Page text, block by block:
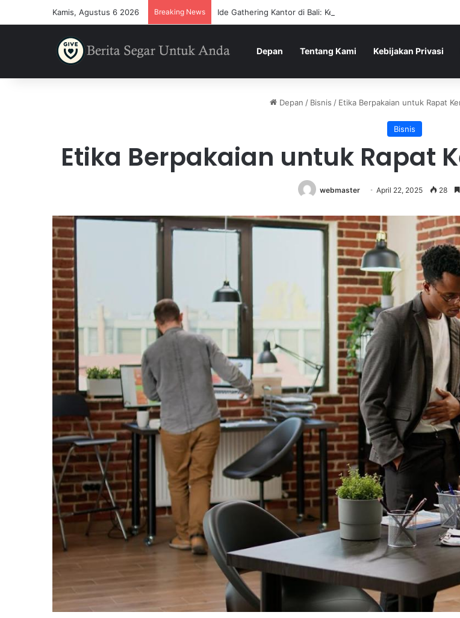
Kamis, Agustus 6 2026 Breaking News Ide Gathering Kantor di Bali: Kenapa Shooting Range Mulai Sering
Depan Tentang Kami Kebijakan Privasi
Depan / Bisnis / Etika Berpakaian untuk Rapat
Bisnis
Etika Berpakaian untuk Rapat
webmaster April 22, 2025 28